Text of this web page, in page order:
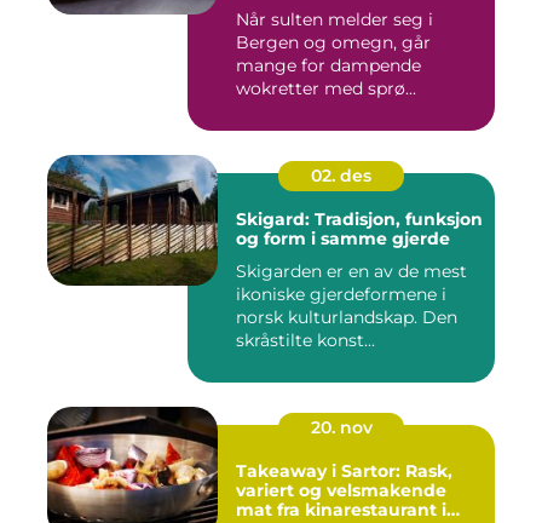
Når sulten melder seg i
Bergen og omegn, går
mange for dampende
wokretter med sprø...
02. des
Skigard: Tradisjon, funksjon
og form i samme gjerde
Skigarden er en av de mest
ikoniske gjerdeformene i
norsk kulturlandskap. Den
skråstilte konst...
20. nov
Takeaway i Sartor: Rask,
variert og velsmakende
mat fra kinarestaurant i